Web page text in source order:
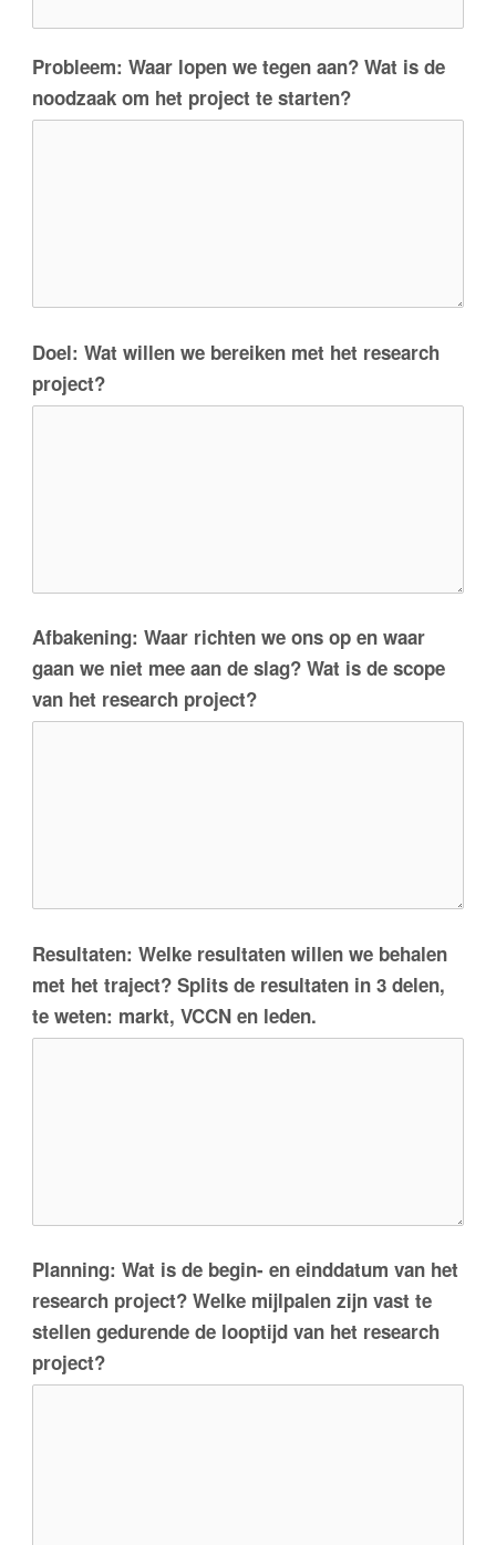
Probleem: Waar lopen we tegen aan? Wat is de
noodzaak om het project te starten?
Doel: Wat willen we bereiken met het research
project?
Afbakening: Waar richten we ons op en waar
gaan we niet mee aan de slag? Wat is de scope
van het research project?
Resultaten: Welke resultaten willen we behalen
met het traject? Splits de resultaten in 3 delen,
te weten: markt, VCCN en leden.
Planning: Wat is de begin- en einddatum van het
research project? Welke mijlpalen zijn vast te
stellen gedurende de looptijd van het research
project?